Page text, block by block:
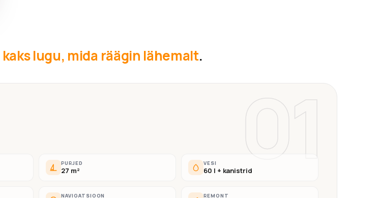
kaks lugu, mida räägin lähemalt.
01
PURJED
27 m²
VESI
60 l + kanistrid
NAVIGATSIOON REMONT